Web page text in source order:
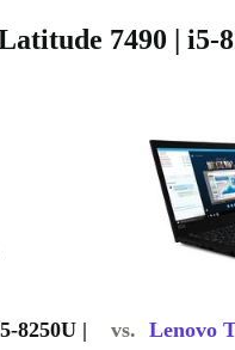
7490 | i5-
8250U |
vs. Lenovo